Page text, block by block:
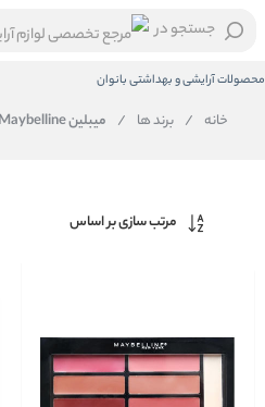
محصولات آرایشی و بهداشتی بانوان
جستجو در
خانه / برند ها / میبلین Maybelline
مرتب سازی بر اساس